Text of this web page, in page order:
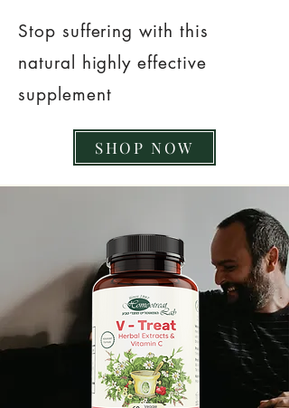
Stop suffering with this
natural highly effective
supplement
SHOP NOW